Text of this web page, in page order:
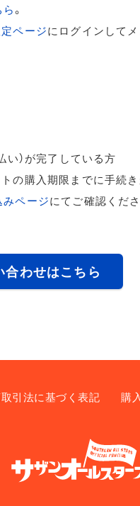
ら。
ページにログインして
い）が完了している方
の購入期限までに手続
ページにてご確認くださ
合わせはこちら
引法に基づく表記 購